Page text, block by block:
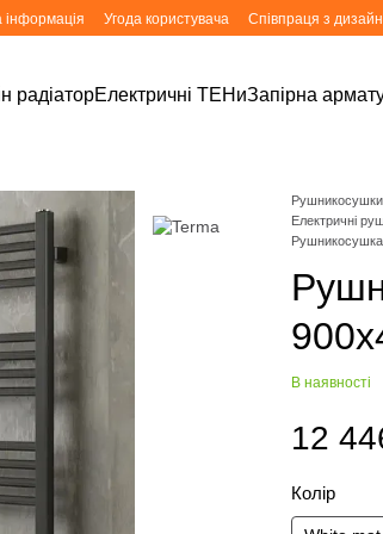
інформація Угода користувача Співпраця з
радіаторЕлектричні ТЕНиЗапірна
Рушникосушки
Електричні
Рушникосушка
В наявності
12
Колір